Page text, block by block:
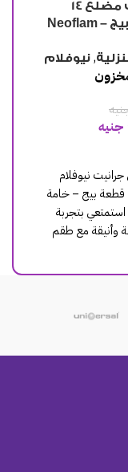
قطعة روز – Neoflam
أدوات منزلية, نيوفلام
فى المخزون
21,000
15,300
طقم حلل جرانيت نيوفلام
مضلع 14 قطعة روز – خامة
غير لاصقة استمتعي بتجربة
طهي عملية وأنيقة مع طقم